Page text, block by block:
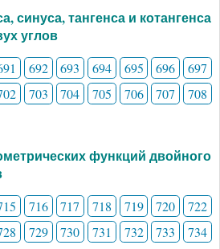
синуса, тангенса и котангенса
углов
692 693 694 695 696
697
703 704 705 706 707
708
функций двойного
716 717 718 719 720
722
729 730 731 732 733
734